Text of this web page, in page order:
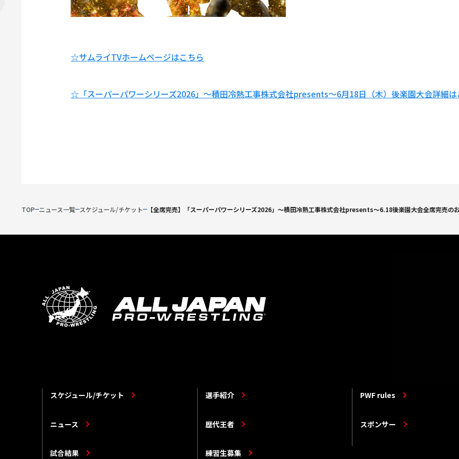
☆サムライTVホームページはこちら
☆「スーパーパワーシリーズ2026」～積田冷熱工事株式会社presents～6月18日（木）後楽園大会詳細は
TOP ニュース一覧 スケジュール/チケット 【全席完売】「スーパーパワーシリーズ2026」～積田冷熱工事株式会社presents～6.18後楽園大会全席完売の
スケジュール/チケット 選手紹介 PWF rules
ニュース 歴代王者 スポンサー
試合結果 練習生募集